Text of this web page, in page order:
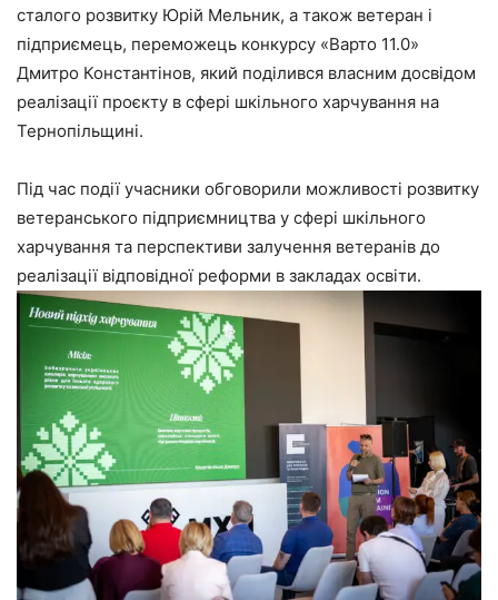
сталого розвитку Юрій Мельник, а також ветеран і
підприємець, переможець конкурсу «Варто 11.0»
Дмитро Константінов, який поділився власним досвідом
реалізації проєкту в сфері шкільного харчування на
Тернопільщині.
Під час події учасники обговорили можливості розвитку
ветеранського підприємництва у сфері шкільного
харчування та перспективи залучення ветеранів до
реалізації відповідної реформи в закладах освіти.